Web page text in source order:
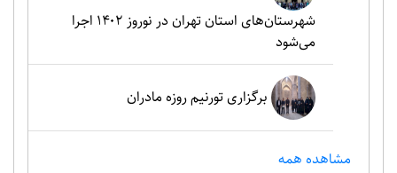
شهرستان‌های استان تهران در نوروز ۱۴۰۲ اجرا
می‌شود
برگزاری تورنیم روزه مادران
مشاهده همه